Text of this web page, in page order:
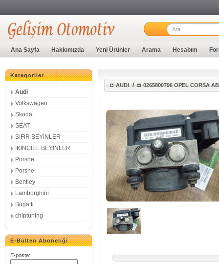
Ana Sayfa Hakkımızda Yeni Ürünler Arama Hesabım
Kategoriler
Audi
Volkswagen
Skoda
SEAT
SIFIR BEYİNLER
İKİNCİEL BEYİNLER
Porshe
Porshe
Bentley
Lamborghini
Bugatti
chiptuning
E-Bülten Aboneliği
E-posta:
AUDI / 0265800796 OPEL CORSA